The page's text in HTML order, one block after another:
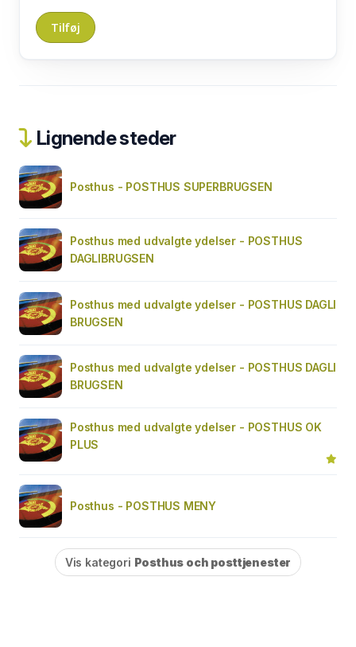
Lignende steder
Posthus - POSTHUS SUPERBRUGSEN
Posthus med udvalgte ydelser - POSTHUS
DAGLIBRUGSEN
Posthus med udvalgte ydelser - POSTHUS DAGLI
BRUGSEN
Posthus med udvalgte ydelser - POSTHUS DAGLI
BRUGSEN
Posthus med udvalgte ydelser - POSTHUS OK
PLUS
Posthus - POSTHUS MENY
Vis kategori Posthus och posttjenester